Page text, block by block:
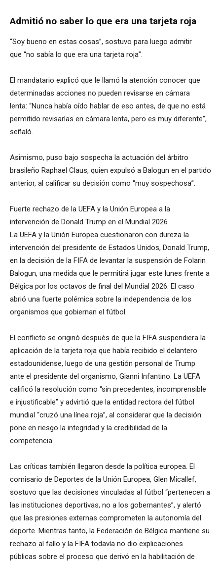
Admitió no saber lo que era una tarjeta roja
“Soy bueno en estas cosas”, sostuvo para luego admitir
que “no sabía lo que era una tarjeta roja”.
El mandatario explicó que le llamó la atención conocer que
determinadas acciones no pueden revisarse en cámara
lenta: “Nunca había oído hablar de eso antes, de que no está
permitido revisarlas en cámara lenta, pero es muy diferente”,
señaló.
Asimismo, puso bajo sospecha la actuación del árbitro
brasileño Raphael Claus, quien expulsó a Balogun en el partido
anterior, al calificar su decisión como “muy sospechosa”.
Fuerte rechazo de la UEFA y la Unión Europea a la
intervención de Donald Trump en el Mundial 2026
La UEFA y la Unión Europea cuestionaron con dureza la
intervención del presidente de Estados Unidos, Donald Trump,
en la decisión de la FIFA de levantar la suspensión de Folarin
Balogun, una medida que le permitirá jugar este lunes frente a
Bélgica por los octavos de final del Mundial 2026. El caso
abrió una fuerte polémica sobre la independencia de los
organismos que gobiernan el fútbol.
El conflicto se originó después de que la FIFA suspendiera la
aplicación de la tarjeta roja que había recibido el delantero
estadounidense, luego de una gestión personal de Trump
ante el presidente del organismo, Gianni Infantino. La UEFA
calificó la resolución como “sin precedentes, incomprensible
e injustificable” y advirtió que la entidad rectora del fútbol
mundial “cruzó una línea roja”, al considerar que la decisión
pone en riesgo la integridad y la credibilidad de la
competencia.
Las críticas también llegaron desde la política europea. El
comisario de Deportes de la Unión Europea, Glen Micallef,
sostuvo que las decisiones vinculadas al fútbol “pertenecen a
las instituciones deportivas, no a los gobernantes”, y alertó
que las presiones externas comprometen la autonomía del
deporte. Mientras tanto, la Federación de Bélgica mantiene su
rechazo al fallo y la FIFA todavía no dio explicaciones
públicas sobre el proceso que derivó en la habilitación de